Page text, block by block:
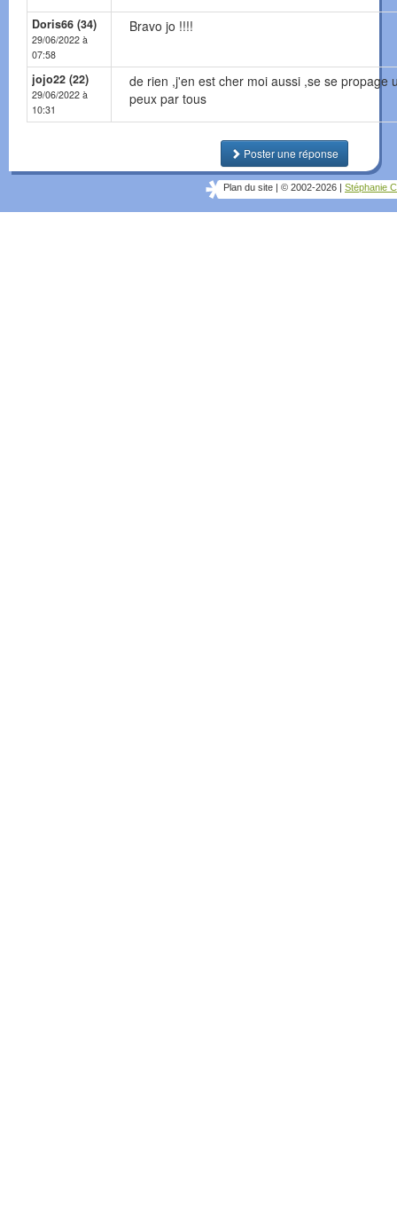
Doris66 (34)
29/06/2022 à
07:58
Bravo jo !!!!
jojo22 (22)
29/06/2022 à
10:31
de rien ,j'en est cher moi aussi ,se se propage
peux par tous
Poster une réponse
Plan du site © 2002-2026 Stéphanie C